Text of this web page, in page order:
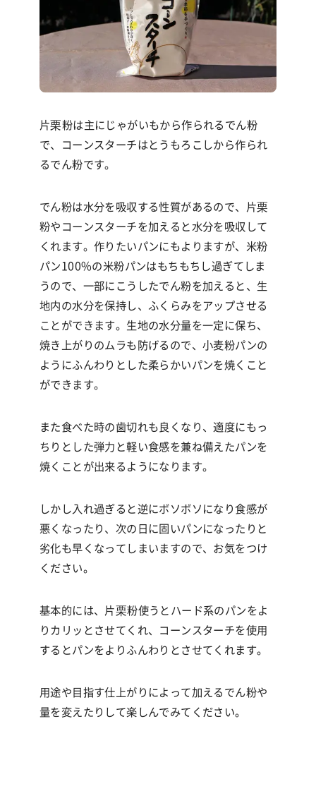
片栗粉は主にじゃがいもから作られるでん粉
で、コーンスターチはとうもろこしから作られ
るでん粉です。
でん粉は水分を吸収する性質があるので、片栗
粉やコーンスターチを加えると水分を吸収して
くれます。作りたいパンにもよりますが、米粉
パン 100%の米粉パンはもちもちし過ぎてしま
うので、一部にこうしたでん粉を加えると、生
地内の水分を保持し、ふくらみをアップさせる
ことができます。生地の水分量を一定に保ち、
焼き上がりのムラも防げるので、小麦粉パンの
ようにふんわりとした柔らかいパンを焼くこと
ができます。
また食べた時の歯切れも良くなり、適度にもっ
ちりとした弾力と軽い食感を兼ね備えたパンを
焼くことが出来るようになります。
しかし入れ過ぎると逆にボソボソになり食感が
悪くなったり、次の日に固いパンになったりと
劣化も早くなってしまいますので、お気をつけ
ください。
基本的には、片栗粉使うとハード系のパンをよ
りカリッとさせてくれ、コーンスターチを使用
するとパンをよりふんわりとさせてくれます。
用途や目指す仕上がりによって加えるでん粉や
量を変えたりして楽しんでみてください。